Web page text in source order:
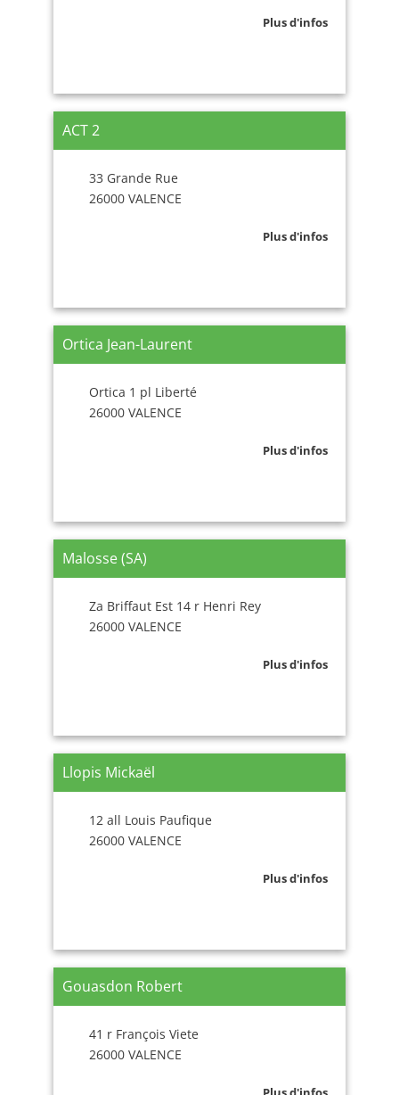
Plus d'infos
ACT 2
33 Grande Rue
26000 VALENCE
Plus d'infos
Ortica Jean-Laurent
Ortica 1 pl Liberté
26000 VALENCE
Plus d'infos
Malosse (SA)
Za Briffaut Est 14 r Henri Rey
26000 VALENCE
Plus d'infos
Llopis Mickaël
12 all Louis Paufique
26000 VALENCE
Plus d'infos
Gouasdon Robert
41 r François Viete
26000 VALENCE